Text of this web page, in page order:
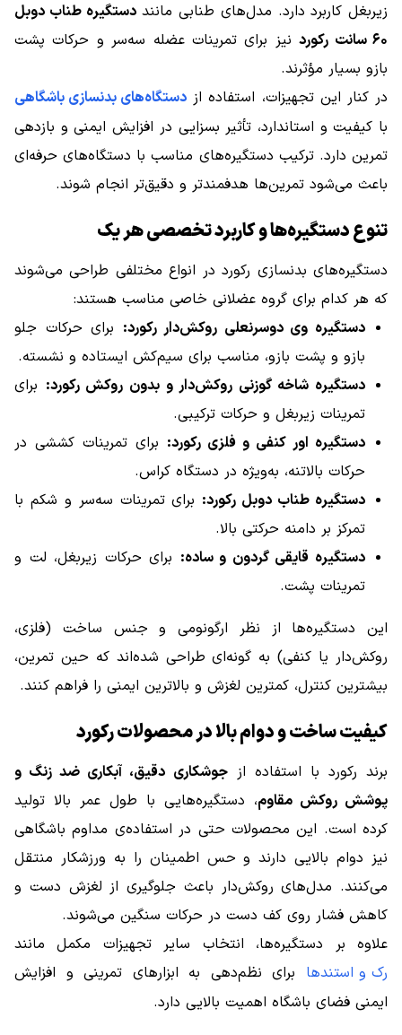
زیربغل کاربرد دارد. مدل‌های طنابی ماننددستگیره طناب دوبل
۶۰ سانت رکورد
نیز برای تمرینات عضله سه‌سر و حرکات پشت
بازو بسیار مؤثرند.
در کنار این تجهیزات، استفاده از دستگاه‌های بدنسازی باشگاهی
با کیفیت و استاندارد، تأثیر بسزایی در افزایش ایمنی و بازدهی
تمرین دارد. ترکیب دستگیره‌های مناسب با دستگاه‌های حرفه‌ای
باعث می‌شود تمرین‌ها هدفمندتر و دقیق‌تر انجام شوند.
تنوع دستگیره‌ها و کاربرد تخصصی هر یک
دستگیره‌های بدنسازی رکورد در انواع مختلفی طراحی می‌شوند
که هر کدام برای گروه عضلانی خاصی مناسب هستند:
دستگیره وی دوسرنعلی روکش‌دار رکورد: برای حرکات جلو
بازو و پشت بازو، مناسب برای سیم‌کش ایستاده و نشسته.
دستگیره شاخه گوزنی روکش‌دار و بدون روکش رکورد: برای
تمرینات زیربغل و حرکات ترکیبی.
دستگیره اور کنفی و فلزی رکورد: برای تمرینات کششی در
حرکات بالاتنه، به‌ویژه در دستگاه کراس.
دستگیره طناب دوبل رکورد: برای تمرینات سه‌سر و شکم با
تمرکز بر دامنه حرکتی بالا.
دستگیره قایقی گردون و ساده: برای حرکات زیربغل، لت و
تمرینات پشت.
این دستگیره‌ها از نظر ارگونومی و جنس ساخت (فلزی،
روکش‌دار یا کنفی) به گونه‌ای طراحی شده‌اند که حین تمرین،
بیشترین کنترل، کمترین لغزش و بالاترین ایمنی را فراهم کنند.
کیفیت ساخت و دوام بالا در محصولات رکورد
برند رکورد با استفاده ازجوشکاری دقیق، آبکاری ضد زنگ و
پوشش روکش مقاوم، دستگیره‌هایی با طول عمر بالا تولید
کرده است. این محصولات حتی در استفاده‌ی مداوم باشگاهی
نیز دوام بالایی دارند و حس اطمینان را به ورزشکار منتقل
می‌کنند. مدل‌های روکش‌دار باعث جلوگیری از لغزش دست و
کاهش فشار روی کف دست در حرکات سنگین می‌شوند.
علاوه بر دستگیره‌ها، انتخاب سایر تجهیزات مکمل مانند
رک و استندها برای نظم‌دهی به ابزارهای تمرینی و افزایش
ایمنی فضای باشگاه اهمیت بالایی دارد.